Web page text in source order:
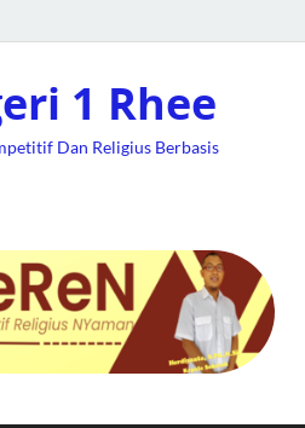
1 Rhee
Dan Religius Berbasis